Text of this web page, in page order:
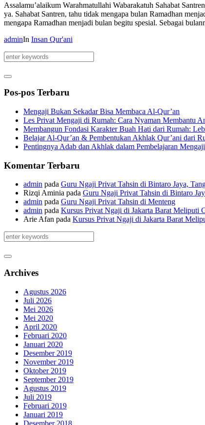
Assalamu’alaikum Warahmatullahi Wabarakatuh Sahabat
ya. Sahabat Santren, tahu tidak mengapa bulan Ramadhan
mengapa Ramadhan menjadi bulan begitu spesial. Sebagai
adminIn Insan Qur'ani
Pos-pos Terbaru
Mengaji Bukan Sekadar Bisa Membaca Al-Qur’an
Les Privat Mengaji di Rumah: Cara Nyaman Membantu
Membangun Fondasi Karakter Buah Hati dari Rumah:
Belajar Al-Qur’an & Pembentukan Akhlak Qur’ani dari
Pentingnya Adab dan Akhlak dalam Pembelajaran
Komentar Terbaru
admin pada Guru Ngaji Privat Tahsin di Bintaro Jaya,
Rizqi Aminia pada Guru Ngaji Privat Tahsin di Bintaro
admin pada Guru Ngaji Privat Tahsin di Menteng
admin pada Kursus Privat Ngaji di Jakarta Barat Meliputi
Arie Afan pada Kursus Privat Ngaji di Jakarta Barat
Archives
Agustus 2026
Juli 2026
Mei 2026
Mei 2020
April 2020
Februari 2020
Januari 2020
Desember 2019
November 2019
Oktober 2019
September 2019
Agustus 2019
Juli 2019
Februari 2019
Januari 2019
Desember 2018